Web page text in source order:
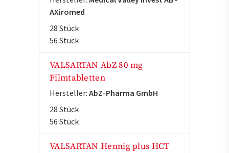
AXiromed
28 Stück
56 Stück
VALSARTAN AbZ 80 mg
Filmtabletten
Hersteller: AbZ-Pharma GmbH
28 Stück
56 Stück
VALSARTAN Hennig plus HCT